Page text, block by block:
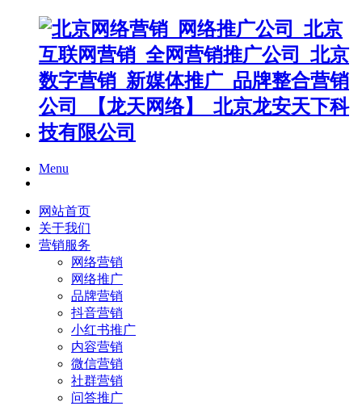
Menu
网站首页
关于我们
营销服务
网络营销
网络推广
品牌营销
抖音营销
小红书推广
内容营销
微信营销
社群营销
问答推广